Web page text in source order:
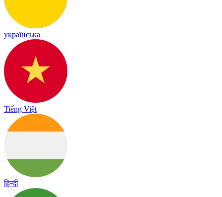
українська
Tiếng Việt
हिन्दी